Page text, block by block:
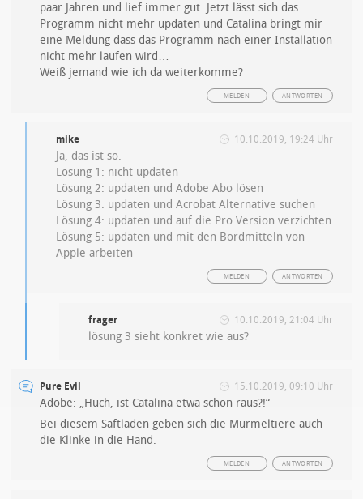
paar Jahren und lief immer gut. Jetzt lässt sich das
Programm nicht mehr updaten und Catalina bringt mir
eine Meldung dass das Programm nach einer Installation
nicht mehr laufen wird…
Weiß jemand wie ich da weiterkomme?
ANTWORTEN
MELDEN
mike 10.10.2019, 19:24 Uhr
Ja, das ist so.
Lösung 1: nicht updaten
Lösung 2: updaten und Adobe Abo lösen
Lösung 3: updaten und Acrobat Alternative suchen
Lösung 4: updaten und auf die Pro Version verzichten
Lösung 5: updaten und mit den Bordmitteln von
Apple arbeiten
ANTWORTEN
MELDEN
frager 10.10.2019, 21:04 Uhr
lösung 3 sieht konkret wie aus?
Pure Evil 15.10.2019, 09:10 Uhr
Adobe: „Huch, ist Catalina etwa schon raus?!“
Bei diesem Saftladen geben sich die Murmeltiere auch
die Klinke in die Hand.
ANTWORTEN
MELDEN